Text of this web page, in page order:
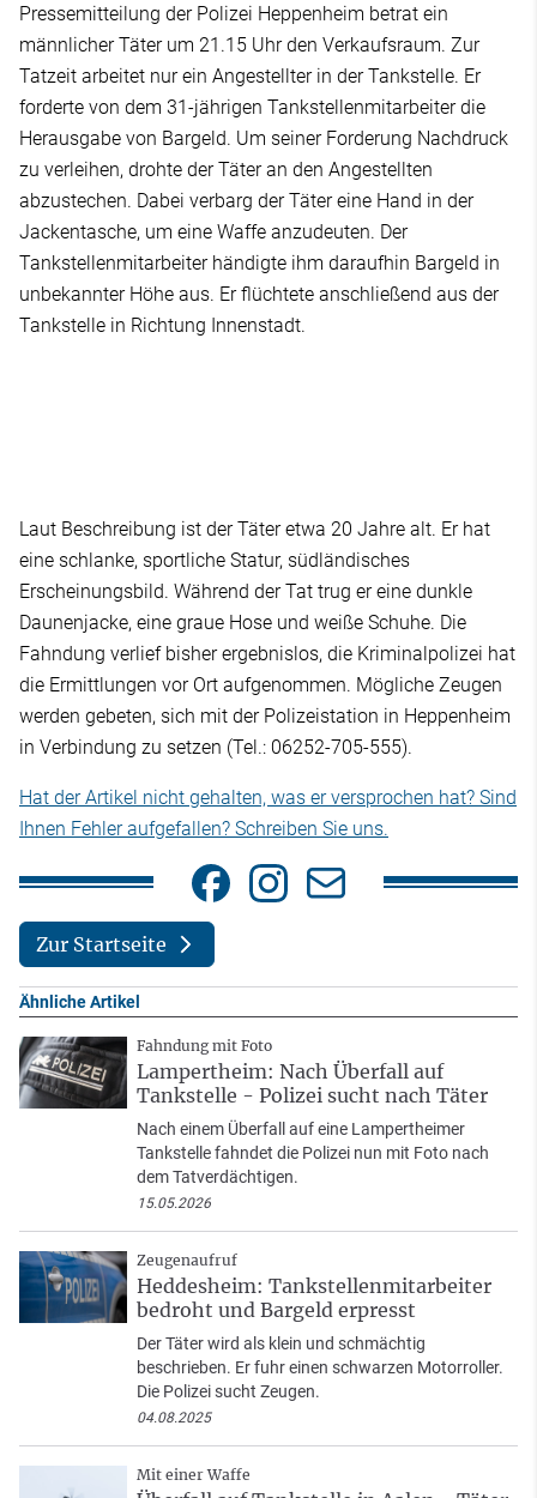
Pressemitteilung der Polizei Heppenheim betrat ein
männlicher Täter um 21.15 Uhr den Verkaufsraum. Zur
Tatzeit arbeitet nur ein Angestellter in der Tankstelle. Er
forderte von dem 31-jährigen Tankstellenmitarbeiter die
Herausgabe von Bargeld. Um seiner Forderung Nachdruck
zu verleihen, drohte der Täter an den Angestellten
abzustechen. Dabei verbarg der Täter eine Hand in der
Jackentasche, um eine Waffe anzudeuten. Der
Tankstellenmitarbeiter händigte ihm daraufhin Bargeld in
unbekannter Höhe aus. Er flüchtete anschließend aus der
Tankstelle in Richtung Innenstadt.
Laut Beschreibung ist der Täter etwa 20 Jahre alt. Er hat
eine schlanke, sportliche Statur, südländisches
Erscheinungsbild. Während der Tat trug er eine dunkle
Daunenjacke, eine graue Hose und weiße Schuhe. Die
Fahndung verlief bisher ergebnislos, die Kriminalpolizei hat
die Ermittlungen vor Ort aufgenommen. Mögliche Zeugen
werden gebeten, sich mit der Polizeistation in Heppenheim
in Verbindung zu setzen (Tel.: 06252-705-555).
Hat der Artikel nicht gehalten, was er versprochen hat? Sind
Ihnen Fehler aufgefallen? Schreiben Sie uns.
Zur Startseite
Ähnliche Artikel
Fahndung mit Foto
Lampertheim: Nach Überfall auf
Tankstelle - Polizei sucht nach Täter
Nach einem Überfall auf eine Lampertheimer
Tankstelle fahndet die Polizei nun mit Foto nach
dem Tatverdächtigen.
15.05.2026
Zeugenaufruf
Heddesheim: Tankstellenmitarbeiter
bedroht und Bargeld erpresst
Der Täter wird als klein und schmächtig
beschrieben. Er fuhr einen schwarzen Motorroller.
Die Polizei sucht Zeugen.
04.08.2025
Mit einer Waffe